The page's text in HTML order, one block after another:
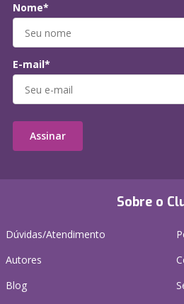
Sobre o
Dúvidas/Atendimento
Autores
Blog
Nome*
E-mail*
Assinar